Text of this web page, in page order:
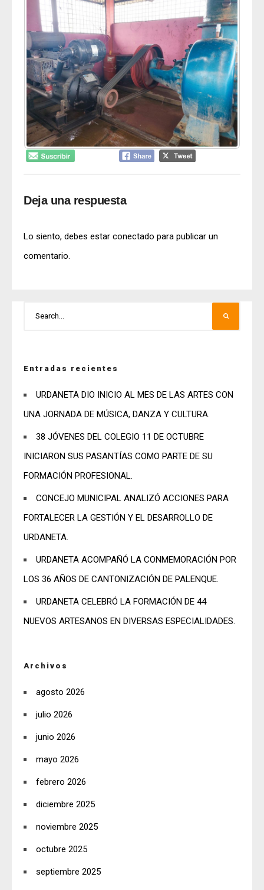
Deja una respuesta
Lo siento, debes estar conectado para publicar un
comentario.
Entradas recientes
URDANETA DIO INICIO AL MES DE LAS ARTES CON
UNA JORNADA DE MÚSICA, DANZA Y CULTURA.
38 JÓVENES DEL COLEGIO 11 DE OCTUBRE
INICIARON SUS PASANTÍAS COMO PARTE DE SU
FORMACIÓN PROFESIONAL.
CONCEJO MUNICIPAL ANALIZÓ ACCIONES PARA
FORTALECER LA GESTIÓN Y EL DESARROLLO DE
URDANETA.
URDANETA ACOMPAÑÓ LA CONMEMORACIÓN POR
LOS 36 AÑOS DE CANTONIZACIÓN DE PALENQUE.
URDANETA CELEBRÓ LA FORMACIÓN DE 44
NUEVOS ARTESANOS EN DIVERSAS ESPECIALIDADES.
Archivos
agosto 2026
julio 2026
junio 2026
mayo 2026
febrero 2026
diciembre 2025
noviembre 2025
octubre 2025
septiembre 2025